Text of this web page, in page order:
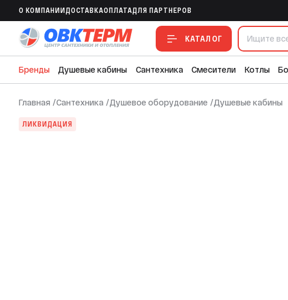
O КОМПАНИИ ДОСТАВКАОПЛАТАДЛЯ ПАРТНЕРОВ
КАТАЛОГ
Бренды Душевые кабины Сантехника Смесители Котлы
Главная /Сантехника /Душевое оборудование /Душевые кабины
ЛИКВИДАЦИЯ
В ИЗБРАННОЕ В СРАВНЕНИЕ В СМЕТУ